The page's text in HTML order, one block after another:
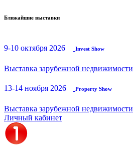
Ближайшие выставки
9-10 октября 2026 Invest Show
Выставка зарубежной недвижимости
13-14 ноября 2026 Property Show
Выставка зарубежной недвижимости
Личный кабинет